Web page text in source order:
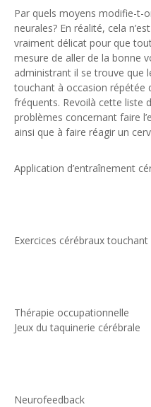
Par quels moyens modifie-t-
neurales? En réalité, cela
vraiment délicat pour que
mesure de aller de la bonne
administrant il se trouve que
touchant à occasion répétée
fréquents. Revoilà cette liste
problèmes concernant faire
ainsi que à faire réagir un
Application d’entraînement
Exercices cérébraux
Thérapie occupationnelle
Jeux du taquinerie cérébrale
Neurofeedback